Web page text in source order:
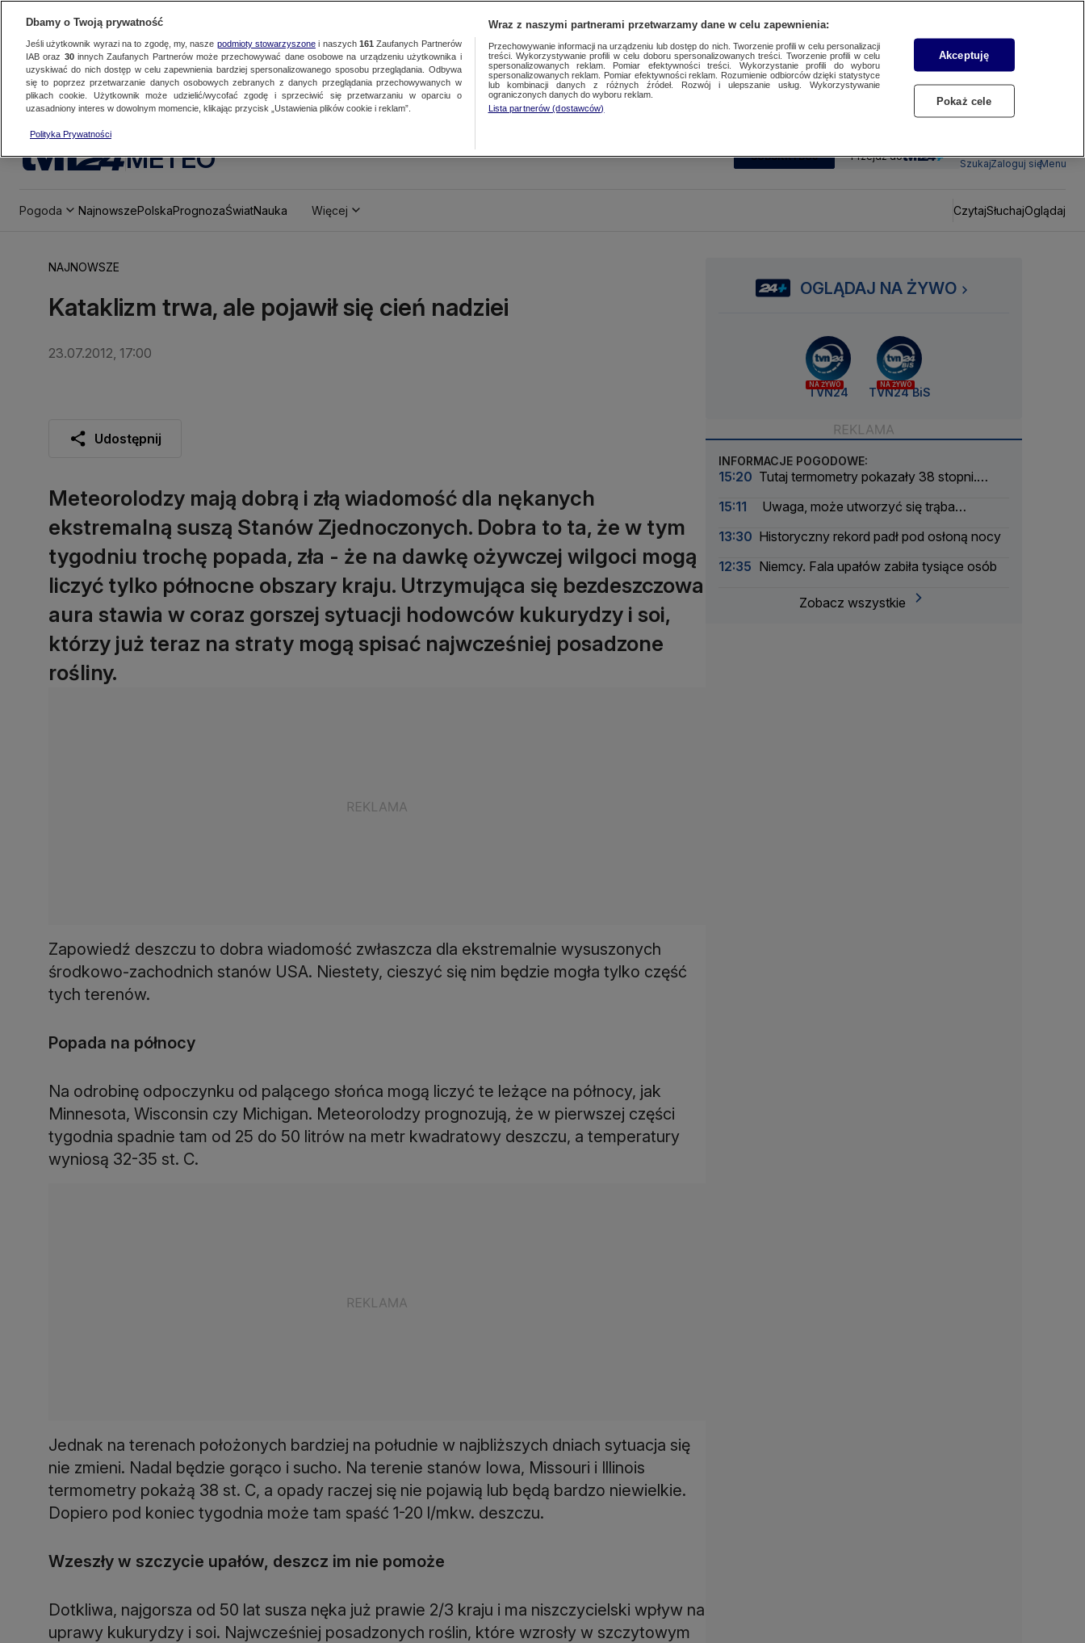
METEO SUBSKRYBUJ Przejdź do
SzukajZaloguj sięMenu
Pogoda NajnowszePolskaPrognozaŚwiatNauka Więcej CzytajSłuchajOglądaj
NAJNOWSZE
Kataklizm trwa, ale pojawił się cień nadziei
23.07.2012, 17:00
Udostępnij
Meteorolodzy mają dobrą i złą wiadomość dla nękanych
ekstremalną suszą Stanów Zjednoczonych. Dobra to ta, że w tym
tygodniu trochę popada, zła - że na dawkę ożywczej wilgoci mogą
liczyć tylko północne obszary kraju. Utrzymująca się bezdeszczowa
aura stawia w coraz gorszej sytuacji hodowców kukurydzy i soi,
którzy już teraz na straty mogą spisać najwcześniej posadzone
rośliny.
Zapowiedź deszczu to dobra wiadomość zwłaszcza dla ekstremalnie wysuszonych
środkowo-zachodnich stanów USA. Niestety, cieszyć się nim będzie mogła tylko część
tych terenów.
Popada na północy
Na odrobinę odpoczynku od palącego słońca mogą liczyć te leżące na północy, jak
Minnesota, Wisconsin czy Michigan. Meteorolodzy prognozują, że w pierwszej części
tygodnia spadnie tam od 25 do 50 litrów na metr kwadratowy deszczu, a temperatury
wyniosą 32-35 st. C.
Jednak na terenach położonych bardziej na południe w najbliższych dniach sytuacja się
nie zmieni. Nadal będzie gorąco i sucho. Na terenie stanów Iowa, Missouri i Illinois
termometry pokażą 38 st. C, a opady raczej się nie pojawią lub będą bardzo niewielkie.
Dopiero pod koniec tygodnia może tam spaść 1-20 l/mkw. deszczu.
Wzeszły w szczycie upałów, deszcz im nie pomoże
Dotkliwa, najgorsza od 50 lat susza nęka już prawie 2/3 kraju i ma niszczycielski wpływ na
uprawy kukurydzy i soi. Najwcześniej posadzonych roślin, które wzrosły w szczytowym
OGLĄDAJ NA ŻYWO
NA ŻYWO
TVN24
NA ŻYWO
TVN24 BiS
INFORMACJE POGODOWE:
15:20 Tutaj termometry pokazały 38 stopni.
15:11
Uwaga, może utworzyć się trąba
13:30 Historyczny rekord padł pod osłoną nocy
12:35 Niemcy. Fala upałów zabiła tysiące osób
Zobacz wszystkie
Dbamy o Twoją prywatność
Jeśli użytkownik wyrazi na to zgodę, my, nasze podmioty stowarzyszonei naszych 161 Zaufanych Partnerów
IAB oraz 30innych Zaufanych Partnerów może przechowywać dane osobowe na urządzeniu użytkownika i
uzyskiwać do nich dostęp w celu zapewnienia bardziej spersonalizowanego sposobu przeglądania. Odbywa
się to poprzez przetwarzanie danych osobowych zebranych z danych przeglądania przechowywanych w
plikach cookie. Użytkownik może udzielić/wycofać zgodę i sprzeciwić się przetwarzaniu w oparciu o
uzasadniony interes w dowolnym momencie, klikając przycisk „Ustawienia plików cookie i reklam”.
Polityka Prywatności
Wraz z naszymi partnerami przetwarzamy dane w celu zapewnienia:
Przechowywanie informacji na urządzeniu lub dostęp do nich. Tworzenie profili w celu personalizacji
treści. Wykorzystywanie profili w celu doboru spersonalizowanych treści. Tworzenie profili w celu
spersonalizowanych reklam. Pomiar efektywności treści. Wykorzystanie profili do wyboru
spersonalizowanych reklam. Pomiar efektywności reklam. Rozumienie odbiorców dzięki statystyce
lub kombinacji danych z różnych źródeł. Rozwój i ulepszanie usług. Wykorzystywanie
ograniczonych danych do wyboru reklam.
Lista partnerów (dostawców)
Akceptuję
Pokaż cele